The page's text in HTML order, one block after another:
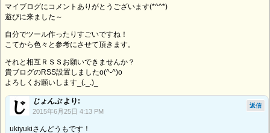
マイブログにコメントありがとうございます(*^^*)
遊びに来ました～
自分でツール作ったりすごいですね！
こてから色々と参考にさせて頂きます。
それと相互ＲＳＳお願いできませんか？
貴ブログのRSS設置しましたo(^-^)o
よろしくお願いします_(._.)_
じょんぷ より:
2015年6月25日 4:13 PM
ukiyukiさんどうもです！
返信